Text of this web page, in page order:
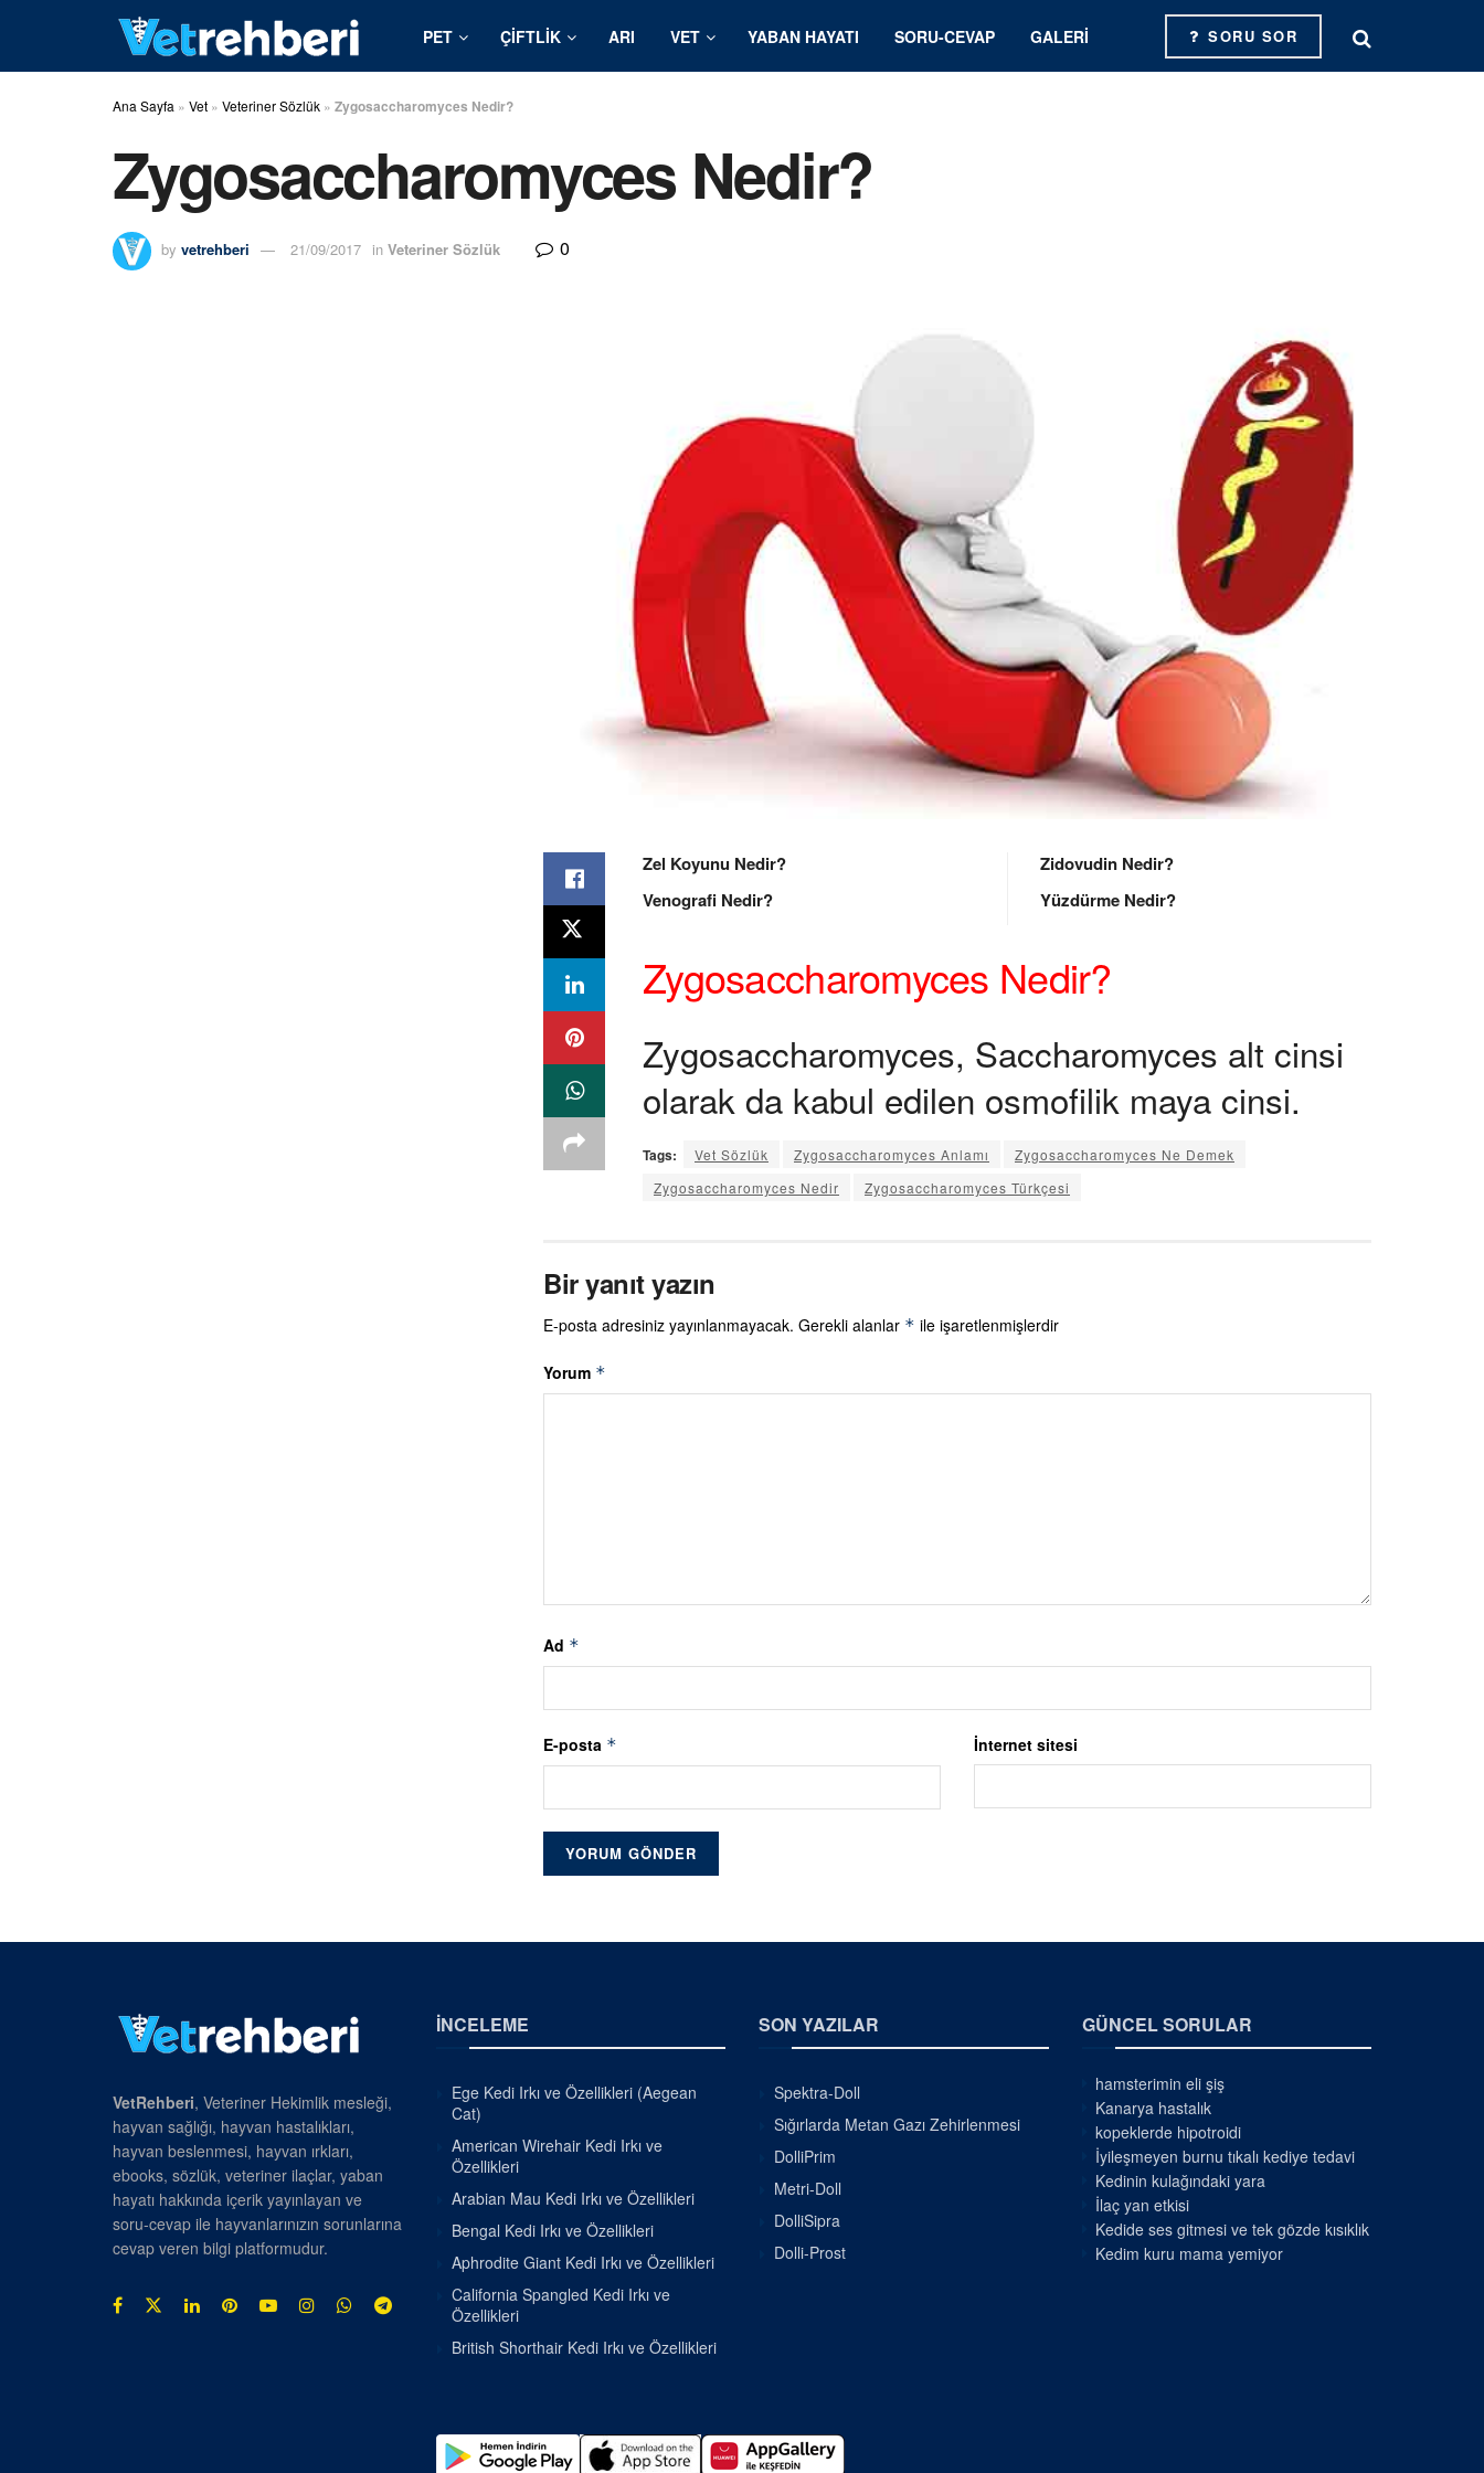
PET ÇIFTLIK ARI VET YABAN HAYATI SORU-CEVAP GALERI SORU SOR
Ana Sayfa » Vet » Veteriner Sözlük » Zygosaccharomyces Nedir?
Zygosaccharomyces Nedir?
by vetrehberi 21/09/2017 in Veteriner Sözlük 0
Zel Koyunu Nedir?
Venografi Nedir?
Zidovudin Nedir?
Yüzdürme Nedir?
Zygosaccharomyces Nedir?
Zygosaccharomyces, Saccharomyces alt cinsi
olarak da kabul edilen osmofilik maya cinsi.
Tags: Vet Sözlük Zygosaccharomyces Anlamı
Zygosaccharomyces Ne Demek
Zygosaccharomyces Nedir
Zygosaccharomyces Türkçesi
Bir yanıt yazın
E-posta adresiniz yayınlanmayacak. Gerekli alanlar * ile işaretlenmişlerdir
Yorum *
Ad *
E-posta * İnternet sitesi
VetRehberi, Veteriner Hekimlik mesleği,
hayvan sağlığı, hayvan hastalıkları,
hayvan beslenmesi, hayvan ırkları,
ebooks, sözlük, veteriner ilaçlar, yaban
hayatı hakkında içerik yayınlayan ve
soru-cevap ile hayvanlarınızın sorunlarına
cevap veren bilgi platformudur.
İNCELEME
Ege Kedi Irkı ve Özellikleri (Aegean
Cat)
American Wirehair Kedi Irkı ve
Özellikleri
Arabian Mau Kedi Irkı ve Özellikleri
Bengal Kedi Irkı ve Özellikleri
Aphrodite Giant Kedi Irkı ve Özellikleri
California Spangled Kedi Irkı ve
Özellikleri
British Shorthair Kedi Irkı ve Özellikleri
SON YAZILAR
Spektra-Doll
Sığırlarda Metan Gazı Zehirlenmesi
DolliPrim
Metri-Doll
DolliSipra
Dolli-Prost
GÜNCEL SORULAR
hamsterimin eli şiş
Kanarya hastalık
kopeklerde hipotroidi
İyileşmeyen burnu tıkalı kediye tedavi
Kedinin kulağındaki yara
İlaç yan etkisi
Kedide ses gitmesi ve tek gözde kısıklık
Kedim kuru mama yemiyor